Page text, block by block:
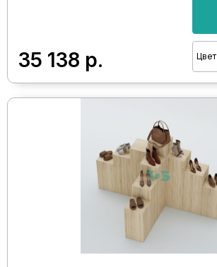
35 138 р. Цвет